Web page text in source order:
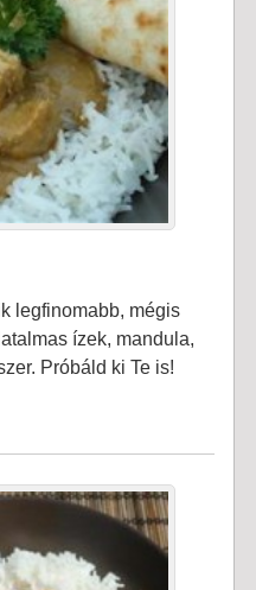
legfinomabb, mégis
ízek, mandula,
Próbáld ki Te is!